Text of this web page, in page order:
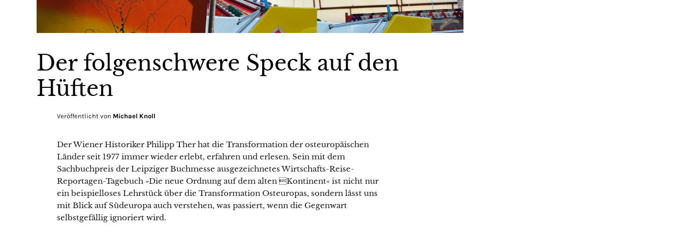
Der folgenschwere Speck auf den
Hüften
Veröffentlicht von Michael Knoll
Der Wiener Historiker Philipp Ther hat die Transformation der osteuropäischen
Länder seit 1977 immer wieder erlebt, erfahren und erlesen. Sein mit dem
Sachbuchpreis der Leipziger Buchmesse ausgezeichnetes Wirtschafts-Reise-
Reportagen-Tagebuch »Die neue Ordnung auf dem alten Kontinent« ist nicht nur
ein beispielloses Lehrstück über die Transformation Osteuropas, sondern lässt uns
mit Blick auf Südeuropa auch verstehen, was passiert, wenn die Gegenwart
selbstgefällig ignoriert wird.